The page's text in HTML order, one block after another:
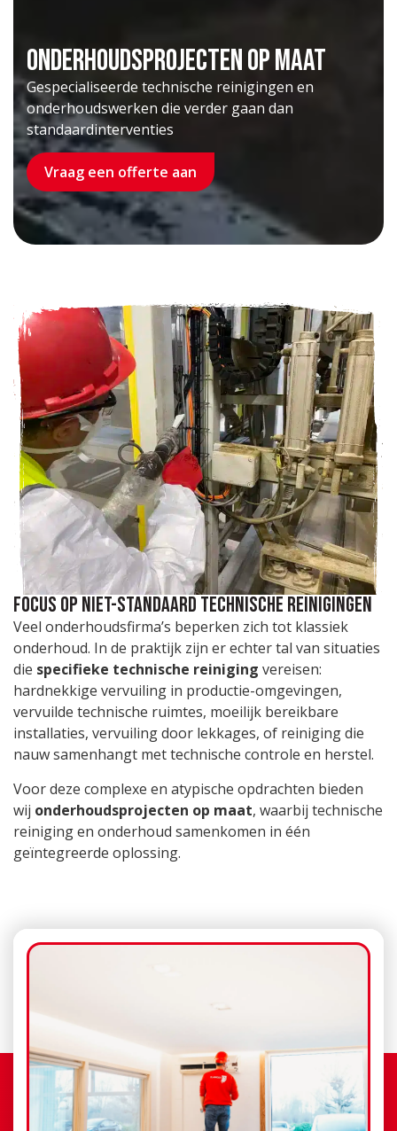
ONDERHOUDSPROJECTEN OP MAAT
Gespecialiseerde technische reinigingen en
onderhoudswerken die verder gaan dan
standaardinterventies
Vraag een offerte aan
Focus op niet-standaard technische reinigingen
Veel onderhoudsfirma’s beperken zich tot klassiek
onderhoud. In de praktijk zijn er echter tal van situaties
die specifieke technische reiniging vereisen:
hardnekkige vervuiling in productie-omgevingen,
vervuilde technische ruimtes, moeilijk bereikbare
installaties, vervuiling door lekkages, of reiniging die
nauw samenhangt met technische controle en herstel.
Voor deze complexe en atypische opdrachten bieden
wij onderhoudsprojecten op maat, waarbij technische
reiniging en onderhoud samenkomen in één
geïntegreerde oplossing.